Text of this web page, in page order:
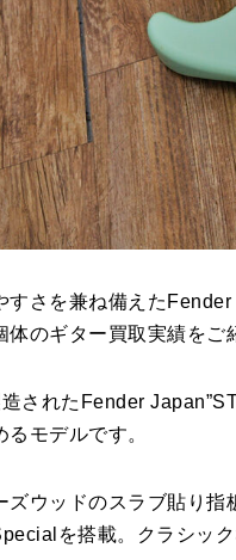
すさを兼ね備えた
のギター買取実績をご
されたFender
モデルです。
ズウッドのスラブ貼り
を搭載。クラシッ